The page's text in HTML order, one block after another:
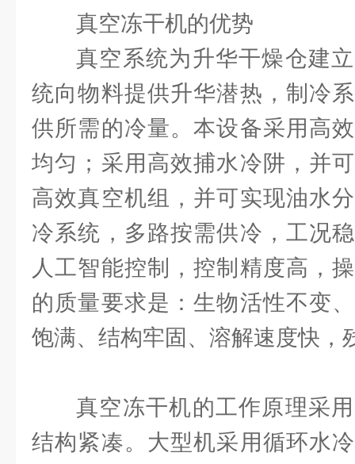
真空冻干机的优势
真空系统为升华干燥仓建
统向物料提供升华潜热，制冷
供所需的冷量。本设备采用高
均匀；采用高效捕水冷阱，并
高效真空机组，并可实现油水
冷系统，多路按需供冷，工况
人工智能控制，控制精度高，
的质量要求是：生物活性不变
饱满、结构牢固、溶解速度快，
真空冻干机的工作原理采
结构紧凑。大型机采用循环水